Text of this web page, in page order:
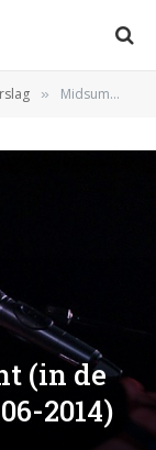
» Midsummer Bluesnight (in de Kroeën, Mechelen, 28-06-2014)
(in de
2014)